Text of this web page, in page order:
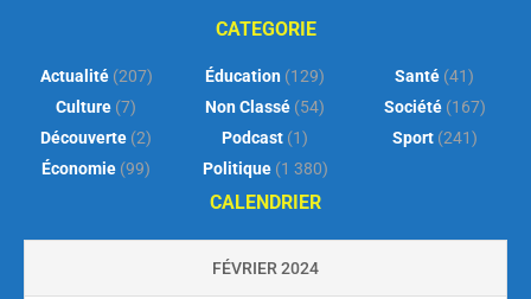
CATEGORIE
Actualité(207)
Culture (7)
Découverte (2)
Économie (99)
Éducation (129)
Non Classé (54)
Podcast (1)
Politique(1 380)
Santé (41)
Société(167)
Sport(241)
CALENDRIER
FÉVRIER 2024